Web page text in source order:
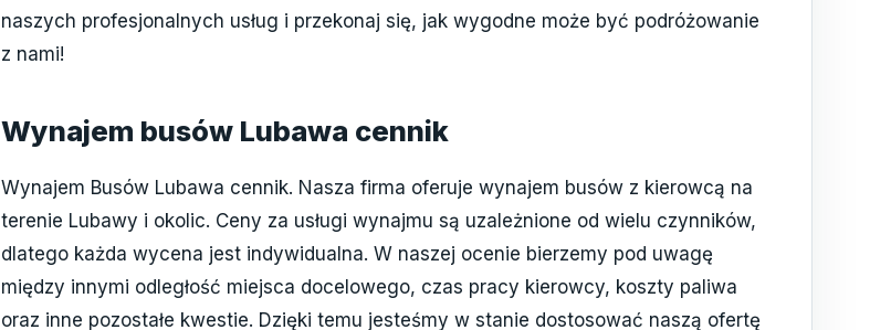
naszych profesjonalnych usług i przekonaj się, jak wygodne może być podróżowanie
z nami!
Wynajem busów Lubawa cennik
Wynajem Busów Lubawa cennik. Nasza firma oferuje wynajem busów z kierowcą na
terenie Lubawy i okolic. Ceny za usługi wynajmu są uzależnione od wielu czynników,
dlatego każda wycena jest indywidualna. W naszej ocenie bierzemy pod uwagę
między innymi odległość miejsca docelowego, czas pracy kierowcy, koszty paliwa
oraz inne pozostałe kwestie. Dzięki temu jesteśmy w stanie dostosować naszą ofertę